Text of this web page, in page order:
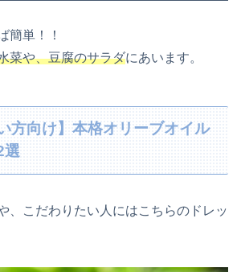
簡単！！
菜や、豆腐のサラダにあいます。
方向け】本格オリーブオイル
選
、こだわりたい人にはこちらのドレッ